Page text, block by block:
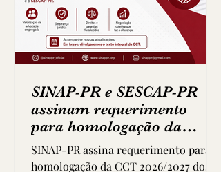
SINAP-PR e SESCAP-PR
assinam requerimento
para homologação da
Convenção Coletiva de
Trabalho 2026/2027
SINAP-PR assina requerimento para
homologação da CCT 2026/2027 dos